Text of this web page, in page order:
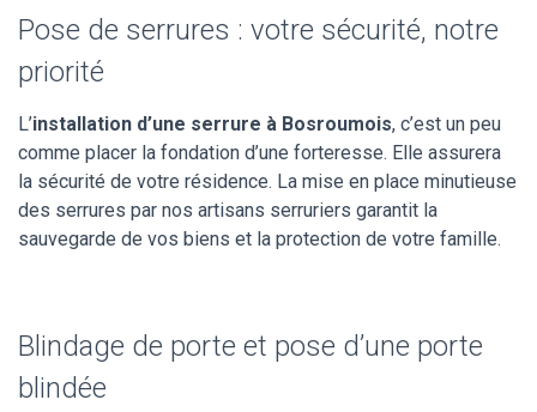
Pose de serrures : votre sécurité, notre
priorité
L’installation d’une serrure à Bosroumois, c’est un peu
comme placer la fondation d’une forteresse. Elle assurera
la sécurité de votre résidence. La mise en place minutieuse
des serrures par nos artisans serruriers garantit la
sauvegarde de vos biens et la protection de votre famille.
Blindage de porte et pose d’une porte
blindée